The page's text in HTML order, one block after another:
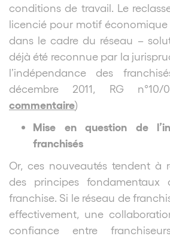
conditions de travail. Le
licencié pour motif économique
dans le cadre du réseau –
déjà été reconnue par la
l’indépendance des
décembre 2011, RG
commentaire)
Mise en question de
franchisés
Or, ces nouveautés tendent à
des principes
franchise. Si le réseau de
effectivement, une
confiance entre